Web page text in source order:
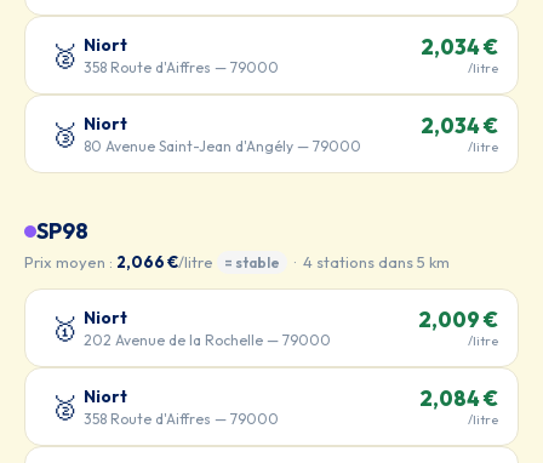
🥈 Niort
358 Route d'Aiffres — 79000
2,034 €
/litre
🥉 Niort
80 Avenue Saint-Jean d'Angély — 79000
2,034 €
/litre
SP98
Prix moyen : 2,066 €/litre = stable · 4 stations dans 5 km
🥇 Niort
202 Avenue de la Rochelle — 79000
2,009 €
/litre
🥈 Niort
358 Route d'Aiffres — 79000
2,084 €
/litre